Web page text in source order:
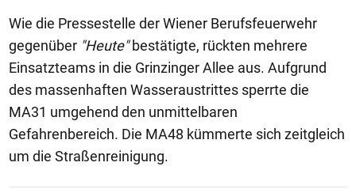
Wie die Pressestelle der Wiener Berufsfeuerwehr
gegenüber "Heute"bestätigte, rückten mehrere
Einsatzteams in die Grinzinger Allee aus. Aufgrund
des massenhaften Wasseraustrittes sperrte die
MA31 umgehend den unmittelbaren
Gefahrenbereich. Die MA48 kümmerte sich zeitgleich
um die Straßenreinigung.